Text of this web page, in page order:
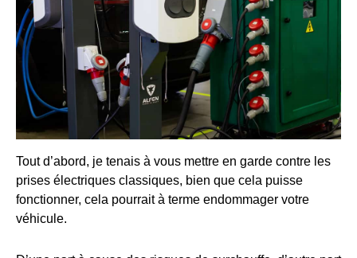
Tout d’abord, je tenais à vous mettre en garde contre les
prises électriques classiques, bien que cela puisse
fonctionner, cela pourrait à terme endommager votre
véhicule.